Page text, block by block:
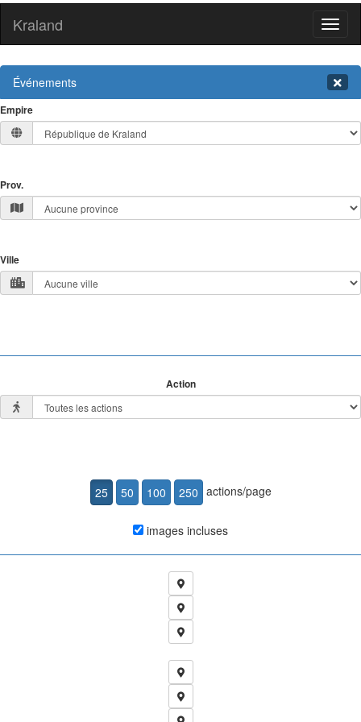
Kraland
Événements
Empire
Prov.
Ville
Action
actions/page
images incluses